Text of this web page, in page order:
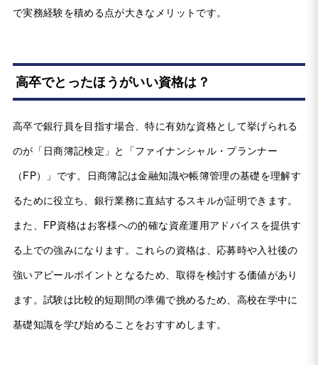
で実務経験を積める点が大きなメリットです。
高卒でとったほうがいい資格は？
高卒で銀行員を目指す場合、特に有効な資格として挙げられる
のが「日商簿記検定」と「ファイナンシャル・プランナー
（FP）」です。日商簿記は金融知識や帳簿管理の基礎を理解す
るために役立ち、銀行業務に直結するスキルが証明できます。
また、FP資格はお客様への的確な資産運用アドバイスを提供す
る上での強みになります。これらの資格は、応募時や入社後の
強いアピールポイントとなるため、取得を検討する価値があり
ます。試験は比較的短期間の準備で挑めるため、高校在学中に
基礎知識を学び始めることをおすすめします。